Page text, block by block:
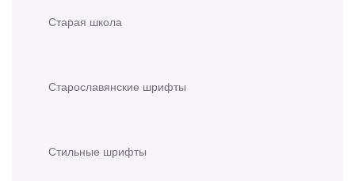
Старая школа
Старославянские шрифты
Стильные шрифты